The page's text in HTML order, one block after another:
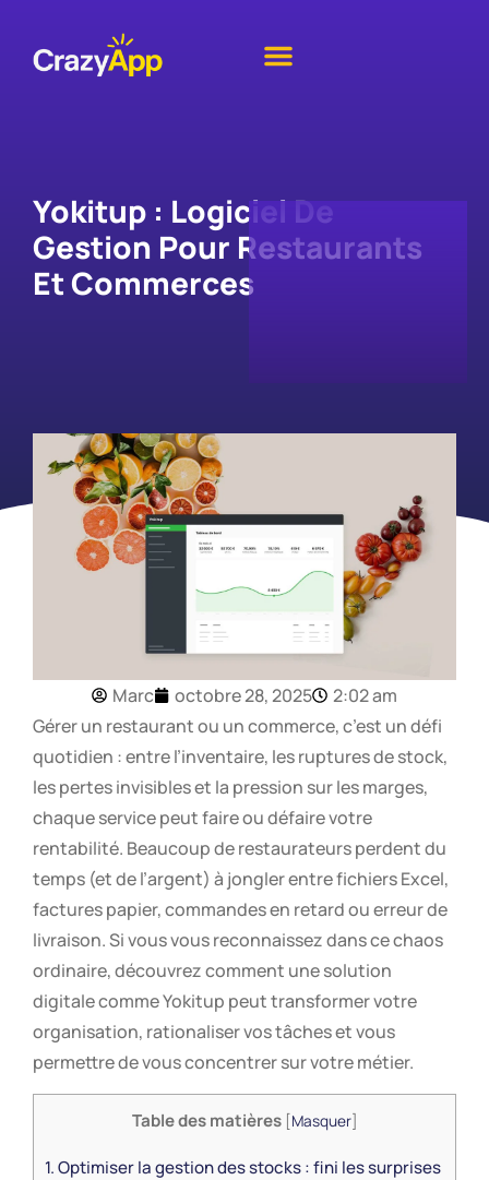
Yokitup : Logiciel De
Gestion Pour Restaurants
Et Commerces
Marc octobre 28, 2025
2:02 am
Gérer un restaurant ou un commerce, c’est un défi
quotidien : entre l’inventaire, les ruptures de stock,
les pertes invisibles et la pression sur les marges,
chaque service peut faire ou défaire votre
rentabilité. Beaucoup de restaurateurs perdent du
temps (et de l’argent) à jongler entre fichiers Excel,
factures papier, commandes en retard ou erreur de
livraison. Si vous vous reconnaissez dans ce chaos
ordinaire, découvrez comment une solution
digitale comme Yokitup peut transformer votre
organisation, rationaliser vos tâches et vous
permettre de vous concentrer sur votre métier.
Table des matières [Masquer]
1.Optimiser la gestion des stocks : fini les surprises